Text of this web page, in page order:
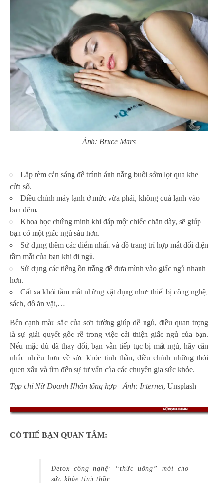
Ảnh: Bruce Mars
Lắp rèm cản sáng để tránh ánh nắng buổi sớm lọt qua khe
cửa sổ.
Điều chỉnh máy lạnh ở mức vừa phải, không quá lạnh vào
ban đêm.
Khoa học chứng minh khi đắp một chiếc chăn dày, sẽ giúp
bạn có một giấc ngủ sâu hơn.
Sử dụng thêm các điểm nhấn và đồ trang trí hợp mắt đối diện
tầm mắt của bạn khi đi ngủ.
Sử dụng các tiếng ồn trắng để đưa mình vào giấc ngủ nhanh
hơn.
Cất xa khỏi tầm mắt những vật dụng như: thiết bị công nghệ,
sách, đồ ăn vặt,…
Bên cạnh màu sắc của sơn tường giúp dễ ngủ, điều quan trọng
là sự giải quyết gốc rễ trong việc cải thiện giấc ngủ của bạn.
Nếu mặc dù đã thay đổi, bạn vẫn tiếp tục bị mất ngủ, hãy cân
nhắc nhiều hơn về sức khỏe tinh thần, điều chỉnh những thói
quen xấu và tìm đến sự tư vấn của các chuyên gia sức khỏe.
Tạp chí Nữ Doanh Nhân tổng hợp | Ảnh: Internet, Unsplash
CÓ THỂ BẠN QUAN TÂM:
Detox công nghệ: “thức uống” mới cho
sức khỏe tinh thần